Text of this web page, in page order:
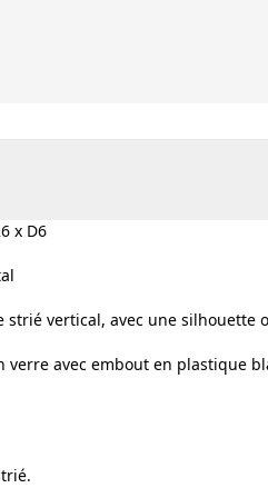
x D6
strié vertical, avec une
verre avec embout en plastique